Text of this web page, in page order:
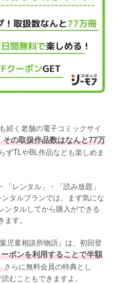
続く老舗の電子コミックサイ
の取扱作品数はなんと77万
ずTLやBL作品なども楽しめま
レンタル」・「読み放題」
タルプランでは、まず気にな
ンタルしてから購入ができる
す。
児童相談所物語』は、初回登
ポンを利用することで半額
さらに無料会員の特典とし
むこともできますよ。